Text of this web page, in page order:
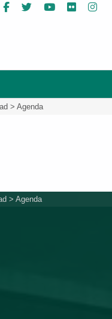
Facebook
Twitter YouTube
Flickr
> Agenda
>Agenda